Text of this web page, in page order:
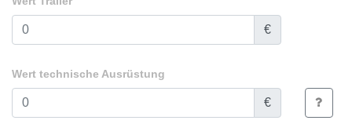
€
Wert technische Ausrüstung
€